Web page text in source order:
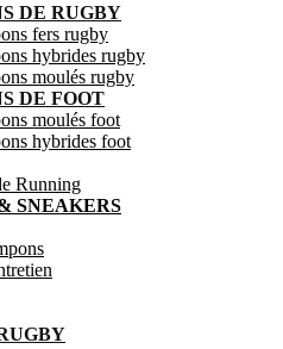
DE RUGBY
fers rugby
hybrides rugby
moulés rugby
DE FOOT
moulés foot
hybrides foot
Running
SNEAKERS